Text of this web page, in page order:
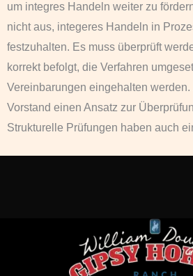
um integres Handeln weiter zu
nicht aus, integeres Handeln in
festzuhalten. Es muss überprüft
korrekt befolgt, die Verfahren
Vereinbarungen eingehalten
Vorstand einen Ansatz zur
Strukturelle Prüfungen haben auch